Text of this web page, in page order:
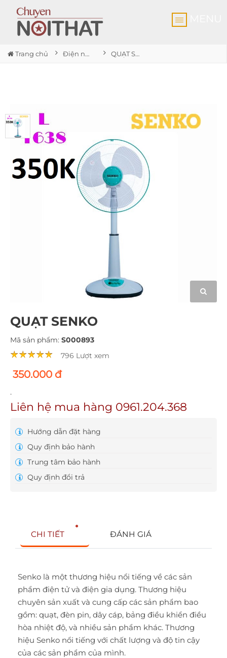
Trang chủ Điện nước gia dụng Nhơn Trạch QUẠT SENKO
QUẠT SENKO
Mã sản phẩm: S000893
796 Lượt xem
350.000 đ
.
Liên hệ mua hàng 0961.204.368
Hướng dẫn đặt hàng
Quy định bảo hành
Trung tâm bảo hành
Quy định đổi trả
CHI TIẾT ĐÁNH GIÁ
Senko là một thương hiệu nổi tiếng về các sản
phẩm điện tử và điện gia dụng. Thương hiệu
chuyên sản xuất và cung cấp các sản phẩm bao
gồm: quạt, đèn pin, dây cáp, bảng điều khiển điều
hòa nhiệt độ, và nhiều sản phẩm khác. Thương
hiệu Senko nổi tiếng với chất lượng và độ tin cậy
của các sản phẩm của mình.